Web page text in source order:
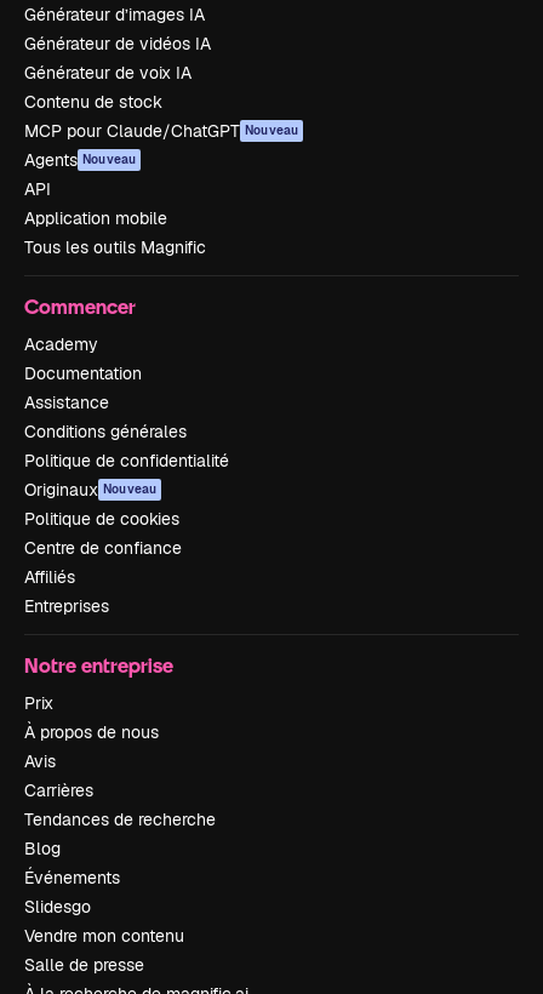
Générateur d’images IA
Générateur de vidéos IA
Générateur de voix IA
Contenu de stock
MCP pour Claude/ChatGPT Nouveau
Agents Nouveau
API
Application mobile
Tous les outils Magnific
Commencer
Academy
Documentation
Assistance
Conditions générales
Politique de confidentialité
Originaux Nouveau
Politique de cookies
Centre de confiance
Affiliés
Entreprises
Notre entreprise
Prix
À propos de nous
Avis
Carrières
Tendances de recherche
Blog
Événements
Slidesgo
Vendre mon contenu
Salle de presse